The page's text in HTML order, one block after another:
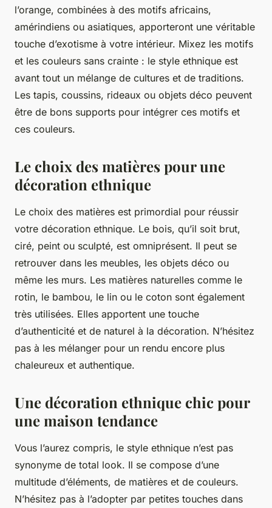
l’orange, combinées à des motifs africains,
amérindiens ou asiatiques, apporteront une véritable
touche d’exotisme à votre intérieur. Mixez les motifs
et les couleurs sans crainte : le style ethnique est
avant tout un mélange de cultures et de traditions.
Les tapis, coussins, rideaux ou objets déco peuvent
être de bons supports pour intégrer ces motifs et
ces couleurs.
Le choix des matières pour une
décoration ethnique
Le choix des matières est primordial pour réussir
votre décoration ethnique. Le bois, qu’il soit brut,
ciré, peint ou sculpté, est omniprésent. Il peut se
retrouver dans les meubles, les objets déco ou
même les murs. Les matières naturelles comme le
rotin, le bambou, le lin ou le coton sont également
très utilisées. Elles apportent une touche
d’authenticité et de naturel à la décoration. N’hésitez
pas à les mélanger pour un rendu encore plus
chaleureux et authentique.
Une décoration ethnique chic pour
une maison tendance
Vous l’aurez compris, le style ethnique n’est pas
synonyme de total look. Il se compose d’une
multitude d’éléments, de matières et de couleurs.
N’hésitez pas à l’adopter par petites touches dans